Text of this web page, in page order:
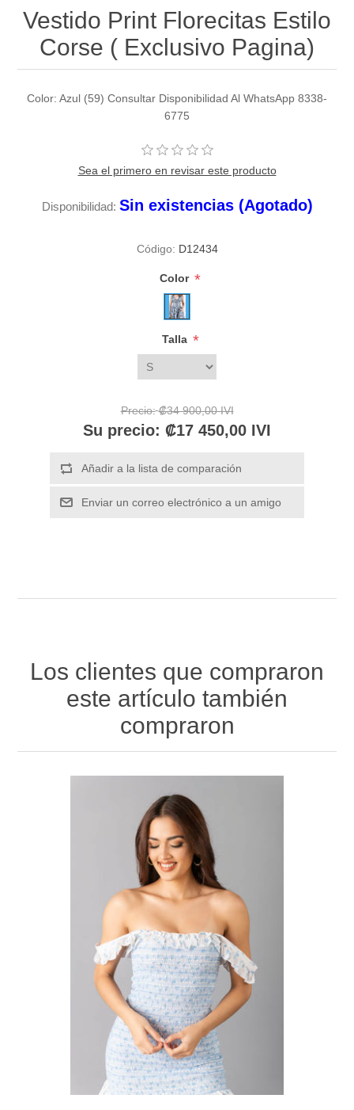
Vestido Print Florecitas Estilo
Corse ( Exclusivo Pagina)
Color: Azul (59) Consultar Disponibilidad Al WhatsApp 8338-
6775
Sea el primero en revisar este producto
Disponibilidad: Sin existencias (Agotado)
Código: D12434
Color *
Talla *
Precio: ₡34 900,00 IVI
Su precio: ₡17 450,00 IVI
Los clientes que compraron
este artículo también
compraron